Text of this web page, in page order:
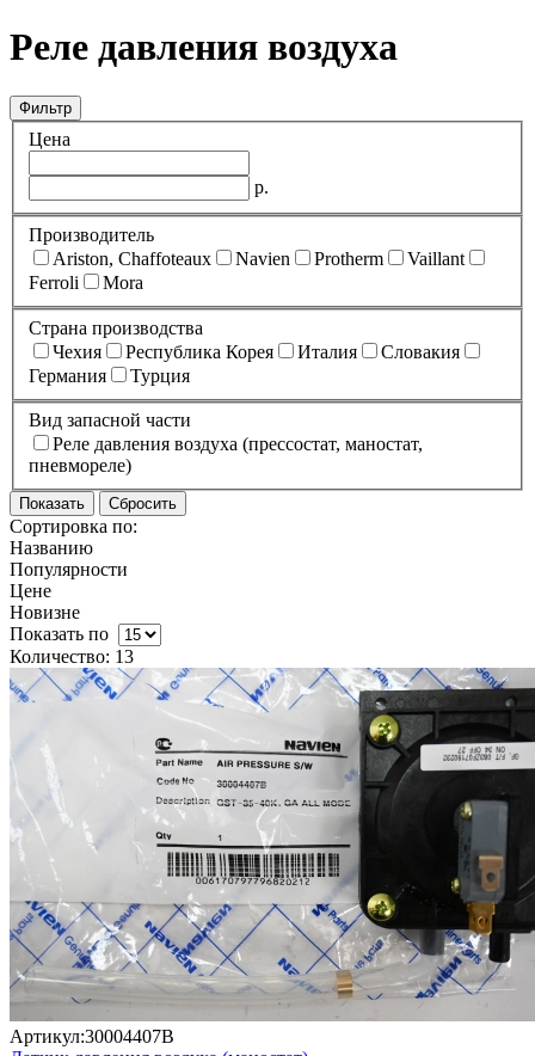
Реле давления воздуха
Фильтр
Цена
р.
Производитель
Ariston, Chaffoteaux
Navien Protherm
Vaillant
Ferroli
Mora
Страна производства
Чехия
Республика Корея Италия
Словакия
Германия
Турция
Вид запасной части
Реле давления воздуха (прессостат, маностат,
пневмореле)
Сортировка по:
Названию
Популярности
Цене
Новизне
Показать по
Количество: 13
Артикул:30004407B